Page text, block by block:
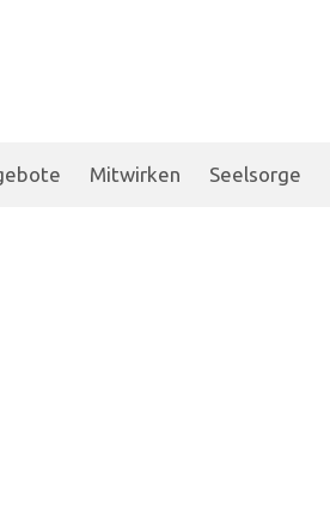
Mitwirken Seelsorge